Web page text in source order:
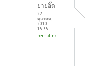
ยายอิ๊ด
22
ตุลาคม,
2010 -
15:35
permalink